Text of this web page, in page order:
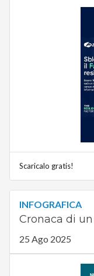
Scaricalo gratis!
INFOGRAFICA
Cronaca di
25 Ago 2025